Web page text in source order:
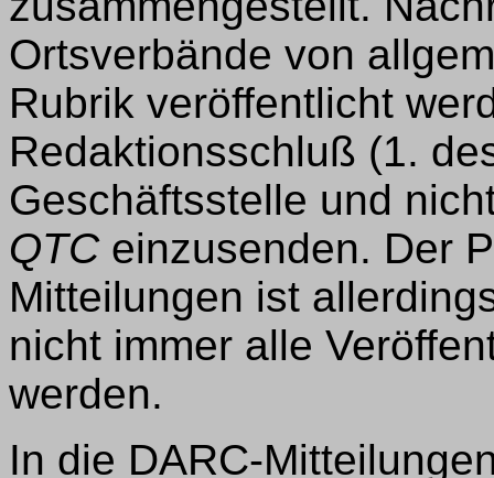
Ortsverbände von
Rubrik veröffentlicht
Redaktionsschluß (1.
Geschäftsstelle und
QTCeinzusenden. Der
Mitteilungen ist
nicht immer alle
werden.
In die DARC-